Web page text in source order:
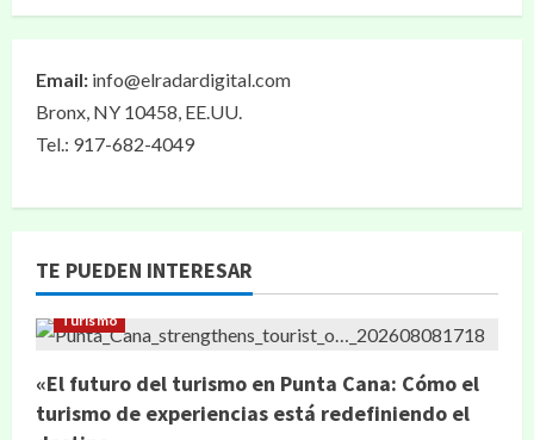
Email: info@elradardigital.com
Bronx, NY 10458, EE.UU.
Tel.: 917-682-4049
TE PUEDEN INTERESAR
Turismo
«El futuro del turismo en Punta Cana: Cómo el
turismo de experiencias está redefiniendo el